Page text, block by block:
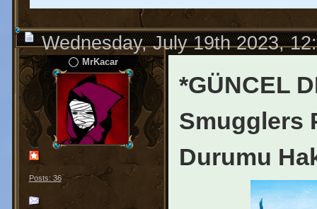
Wednesday, July 19th 2023,
MrKacar
Posts: 36
*GÜNCEL
Smugglers
Durumu